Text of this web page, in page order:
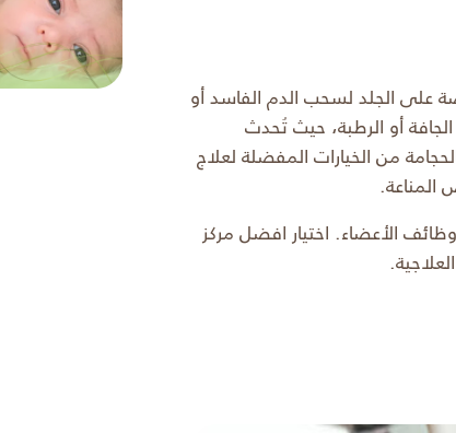
على الجلد لسحب الدم الفاسد أو
أو الرطبة، حيث تُحدث
من الخيارات المفضلة لعلاج
المناعة.
الأعضاء. اختيار افضل مركز